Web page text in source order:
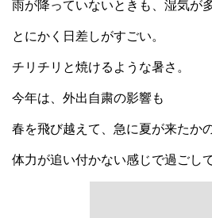
雨が降っていないときも、湿気が多
とにかく日差しがすごい。
チリチリと焼けるような暑さ。
今年は、外出自粛の影響も
春を飛び越えて、急に夏が来たか
体力が追い付かない感じで過ごし